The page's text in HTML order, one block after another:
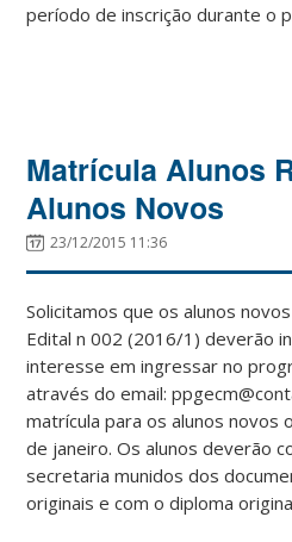
período de inscrição durante o
Matrícula Alunos
Alunos Novos
23/12/2015 11:36
Solicitamos que os alunos
Edital n 002 (2016/1) deverão
interesse em ingressar no
através do email:
matrícula para os alunos novos
de janeiro. Os alunos deverão
secretaria munidos dos
originais e com o diploma